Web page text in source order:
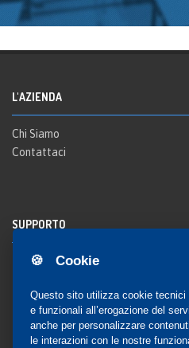
🍪 Cookie
Questo sito utilizza cookie
e funzionali all’erogazione del
anche per personalizzare
le interazioni con le nostre
L'AZIENDA
Chi Siamo
Contattaci
SUPPORTO
Registrazione al sito
Notifica